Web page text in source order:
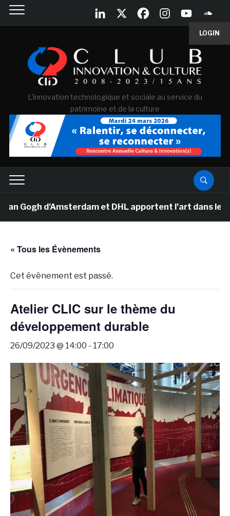
LOGIN
L'innovation technologique et sociale au service du
patrimoine et de la culture
Gogh d’Amsterdam et DHL apportent l’art dans les
« Tous les Évènements
Cet évènement est passé.
Atelier CLIC sur le thème du
développement durable
26/09/2023 @ 14:00 - 17:00